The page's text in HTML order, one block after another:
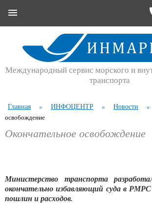
Международный сервис морского и
транспорта
Главная » ИНФОЦЕНТР » Новости »
освобождение
Окончательное освобождение
Министерство транспорта
окончательно избавляющий суда в
пошлин и расходов.